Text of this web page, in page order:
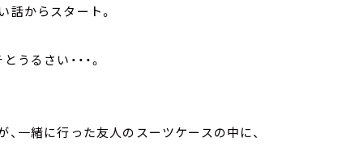
話からスタート。
るさい・・・。
一緒に行った友人のスーツケースの中に、